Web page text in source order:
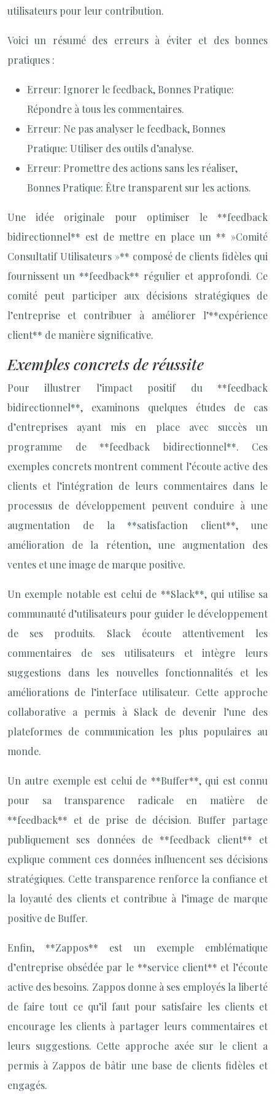
utilisateurs pour leur contribution.
Voici un résumé des erreurs à éviter et des bonnes
pratiques :
Erreur: Ignorer le feedback, Bonnes Pratique:
Répondre à tous les commentaires.
Erreur: Ne pas analyser le feedback, Bonnes
Pratique: Utiliser des outils d’analyse.
Erreur: Promettre des actions sans les réaliser,
Bonnes Pratique: Être transparent sur les actions.
Une idée originale pour optimiser le **feedback
bidirectionnel** est de mettre en place un ** »Comité
Consultatif Utilisateurs »** composé de clients fidèles qui
fournissent un **feedback** régulier et approfondi. Ce
comité peut participer aux décisions stratégiques de
l’entreprise et contribuer à améliorer l’**expérience
client** de manière significative.
Exemples concrets de réussite
Pour illustrer l’impact positif du **feedback
bidirectionnel**, examinons quelques études de cas
d’entreprises ayant mis en place avec succès un
programme de **feedback bidirectionnel**. Ces
exemples concrets montrent comment l’écoute active des
clients et l’intégration de leurs commentaires dans le
processus de développement peuvent conduire à une
augmentation de la **satisfaction client**, une
amélioration de la rétention, une augmentation des
ventes et une image de marque positive.
Un exemple notable est celui de **Slack**, qui utilise sa
communauté d’utilisateurs pour guider le développement
de ses produits. Slack écoute attentivement les
commentaires de ses utilisateurs et intègre leurs
suggestions dans les nouvelles fonctionnalités et les
améliorations de l’interface utilisateur. Cette approche
collaborative a permis à Slack de devenir l’une des
plateformes de communication les plus populaires au
monde.
Un autre exemple est celui de **Buffer**, qui est connu
pour sa transparence radicale en matière de
**feedback** et de prise de décision. Buffer partage
publiquement ses données de **feedback client** et
explique comment ces données influencent ses décisions
stratégiques. Cette transparence renforce la confiance et
la loyauté des clients et contribue à l’image de marque
positive de Buffer.
Enfin, **Zappos** est un exemple emblématique
d’entreprise obsédée par le **service client** et l’écoute
active des besoins. Zappos donne à ses employés la liberté
de faire tout ce qu’il faut pour satisfaire les clients et
encourage les clients à partager leurs commentaires et
leurs suggestions. Cette approche axée sur le client a
permis à Zappos de bâtir une base de clients fidèles et
engagés.